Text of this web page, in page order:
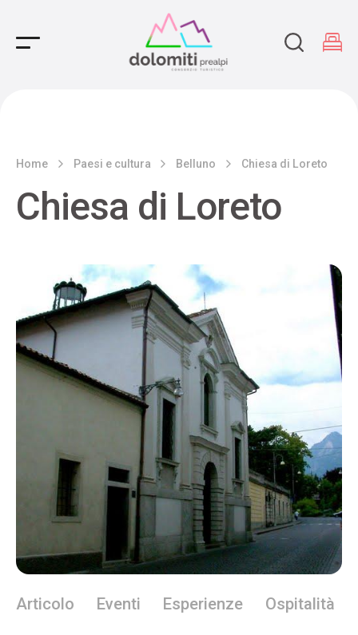
Main Navigation
Home Paesi e cultura Belluno Chiesa di Loreto
Chiesa di Loreto
Articolo Eventi Esperienze Ospitalità